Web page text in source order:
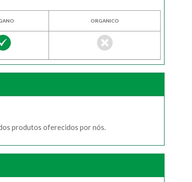
ORGANICO
produtos oferecidos por nós.